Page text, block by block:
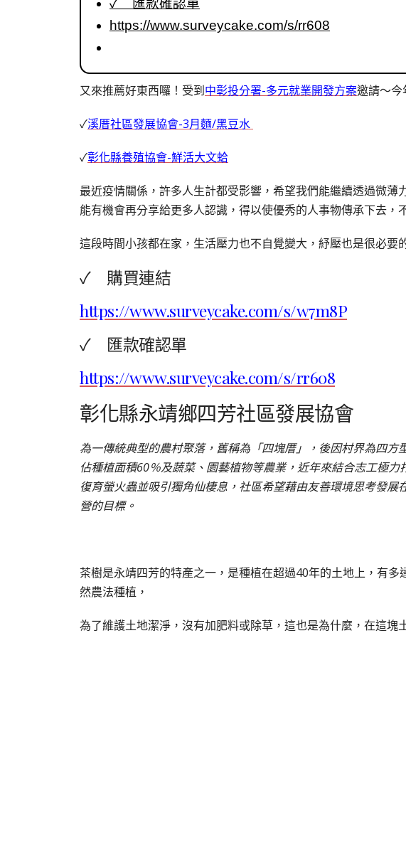
✓ 匯款確認單
https://www.surveycake.com/s/rr608
又來推薦好東西囉！受到中彰投分署-多元就業開發方案邀請～今
✓溪厝社區發展協會-3月麵/黑豆水
✓彰化縣養殖協會-鮮活大文蛤
最近疫情關係，許多人生計都受影響，希望我們能繼續透過微薄
能有機會再分享給更多人認識，得以使優秀的人事物傳承下去，
這段時間小孩都在家，生活壓力也不自覺變大，紓壓也是很必
✓ 購買連結
https://www.surveycake.com/s/w7m8P
✓ 匯款確認單
https://www.surveycake.com/s/rr608
彰化縣永靖鄉四芳社區發展協會
為一傳統典型的農村聚落，舊稱為「四塊厝」，後因村界為四
佔種植面積60％及蔬菜、園藝植物等農業，近年來結合志工極
復育螢火蟲並吸引獨角仙棲息，社區希望藉由友善環境思考發
營的目標。
茶樹是永靖四芳的特產之一，是種植在超過40年的土地上，有
然農法種植，
為了維護土地潔淨，沒有加肥料或除草，這也是為什麼，在這塊